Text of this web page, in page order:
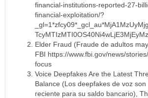
financial-institutions-reported-27-
financial-exploitation/?
Elder Fraud (Fraude de adultos
FBI https://www.fbi.gov/news/
focus
Voice Deepfakes Are the Latest
Balance (Los deepfakes de voz
reciente para su saldo bancario),